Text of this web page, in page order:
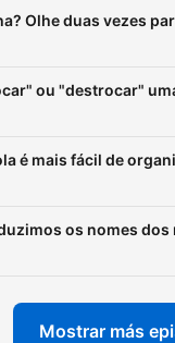
Olhe duas vezes
ou "destrocar"
é mais fácil de
os nomes
Mostrar más